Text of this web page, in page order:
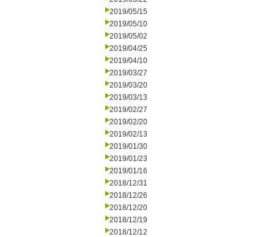
2019/05/15
2019/05/10
2019/05/02
2019/04/25
2019/04/10
2019/03/27
2019/03/20
2019/03/13
2019/02/27
2019/02/20
2019/02/13
2019/01/30
2019/01/23
2019/01/16
2018/12/31
2018/12/26
2018/12/20
2018/12/19
2018/12/12